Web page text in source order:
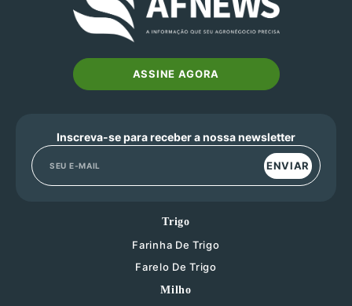
ASSINE AGORA
Inscreva-se para receber a nossa newsletter
ENVIAR
Trigo
Farinha De Trigo
Farelo De Trigo
Milho